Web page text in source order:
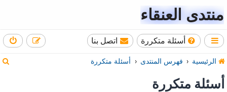
منتدى العنقاء
أسئلة متكررة اتصل بنا
الرئيسية فهرس المنتدى أسئلة متكررة
أسئلة متكررة